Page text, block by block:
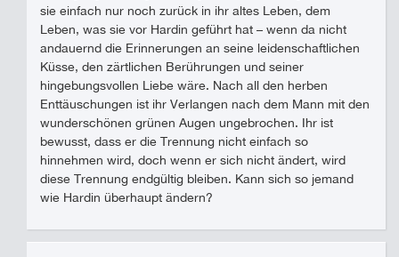
sie einfach nur noch zurück in ihr altes Leben, dem
Leben, was sie vor Hardin geführt hat – wenn da nicht
andauernd die Erinnerungen an seine leidenschaftlichen
Küsse, den zärtlichen Berührungen und seiner
hingebungsvollen Liebe wäre. Nach all den herben
Enttäuschungen ist ihr Verlangen nach dem Mann mit den
wunderschönen grünen Augen ungebrochen. Ihr ist
bewusst, dass er die Trennung nicht einfach so
hinnehmen wird, doch wenn er sich nicht ändert, wird
diese Trennung endgültig bleiben. Kann sich so jemand
wie Hardin überhaupt ändern?